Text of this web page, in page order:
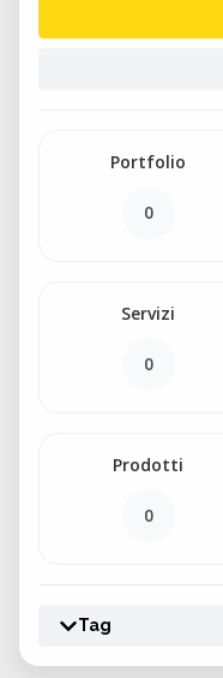
Portfolio
0
Servizi
0
Prodotti
0
Tag